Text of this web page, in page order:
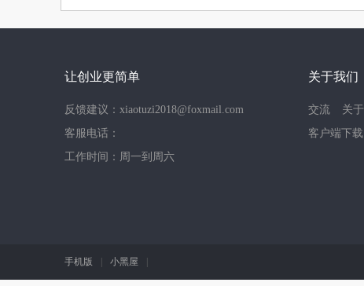
让创业更简单
反馈建议：xiaotuzi2018@foxmail.com
客服电话：
工作时间：周一到周六
关于我们
交流 关于
客户端下载
手机版 小黑屋